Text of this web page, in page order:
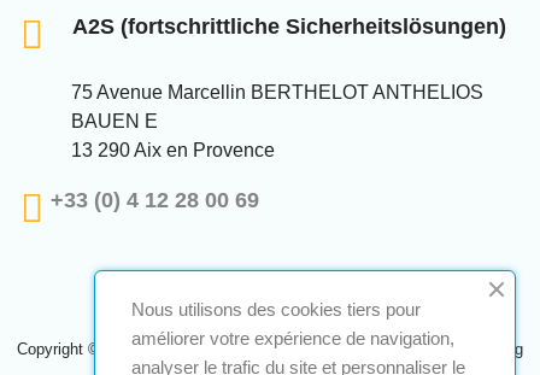
A2S (fortschrittliche Sicherheitslösungen)
75 Avenue Marcellin BERTHELOT ANTHELIOS
BAUEN E
13 290 Aix en Provence
+33 (0) 4 12 28 00 69
Copyright © 2024 A2S ATEX. Alle Rechte vorbehalten. Eine Realisierung
Nous utilisons des cookies tiers pour
améliorer votre expérience de navigation,
analyser le trafic du site et personnaliser le